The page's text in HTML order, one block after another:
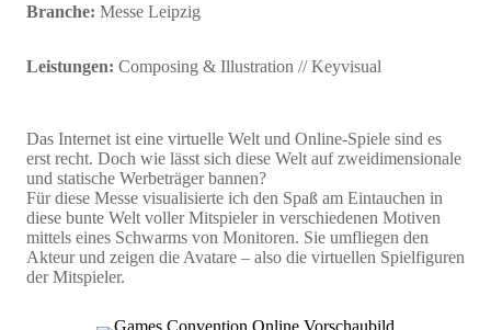
Branche: Messe Leipzig
Leistungen: Composing & Illustration // Keyvisual
Das Internet ist eine virtuelle Welt und Online-Spiele sind es
erst recht. Doch wie lässt sich diese Welt auf zweidimensionale
und statische Werbeträger bannen?
Für diese Messe visualisierte ich den Spaß am Eintauchen in
diese bunte Welt voller Mitspieler in verschiedenen Motiven
mittels eines Schwarms von Monitoren. Sie umfliegen den
Akteur und zeigen die Avatare – also die virtuellen Spielfiguren
der Mitspieler.